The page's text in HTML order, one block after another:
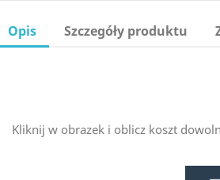
Opis Szczegóły produktu
Kliknij w obrazek i oblicz koszt